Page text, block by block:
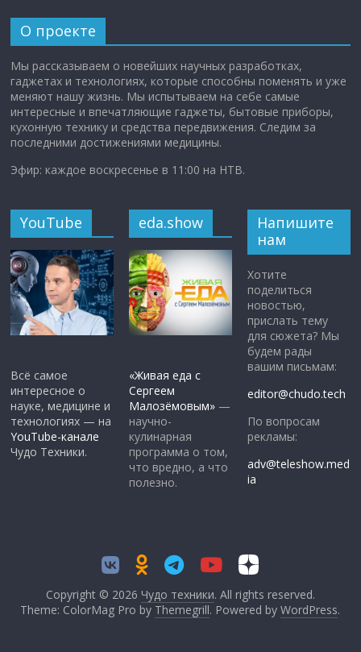
О проекте
Мы рассказываем о новейших научных разработках,
гаджетах и технологиях, которые способны поменять и уже
меняют нашу жизнь. Мы испытываем на себе самые
интересные и впечатляющие гаджеты, бытовые приборы,
кухонную технику и средства передвижения. Следим за
последними достижениями медицины.
Эфир: каждое воскресенье в 11:00 на НТВ.
YouTube
Всё самое
интересное о
науке, медицине и
технологиях — на
YouTube-канале
Чудо Техники.
eda.show
«Живая еда с
Сергеем
Малозёмовым» —
научно-
кулинарная
программа о том,
что вредно, а что
полезно.
Напишите
нам
Хотите
поделиться
новостью,
прислать тему
для сюжета? Мы
будем рады
вашим письмам:
editor@chudo.tech
По вопросам
рекламы:
adv@teleshow.med
ia
Copyright © 2026 Чудо техники. All rights reserved.
Theme: ColorMag Pro by Themegrill. Powered byWordPress.